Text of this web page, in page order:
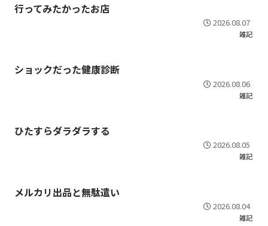
行ってみたかったお店
2026.08.07
雑記
ショックだった健康診断
2026.08.06
雑記
ひたすらダラダラする
2026.08.05
雑記
メルカリ出品と無駄遣い
2026.08.04
雑記